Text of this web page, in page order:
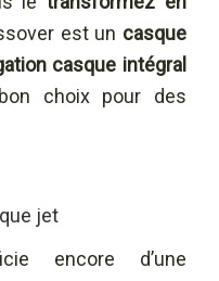
est un casque
casque intégral
choix pour des
jet
encore d’une